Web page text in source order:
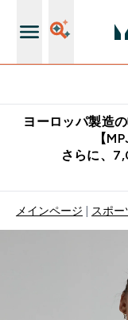
ヨーロッパ製造
【
さらに、
メインページ スポー